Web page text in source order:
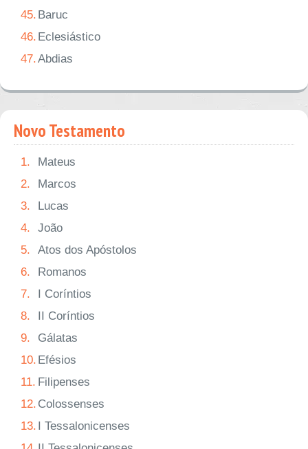
45. Baruc
46. Eclesiástico
47.Abdias
Novo Testamento
1.
Mateus
2.
Marcos
3.
Lucas
4.
João
5.
Atos dos Apóstolos
6.
Romanos
7.
I Coríntios
8.
II Coríntios
9.
Gálatas
10. Efésios
11. Filipenses
12. Colossenses
13. I Tessalonicenses